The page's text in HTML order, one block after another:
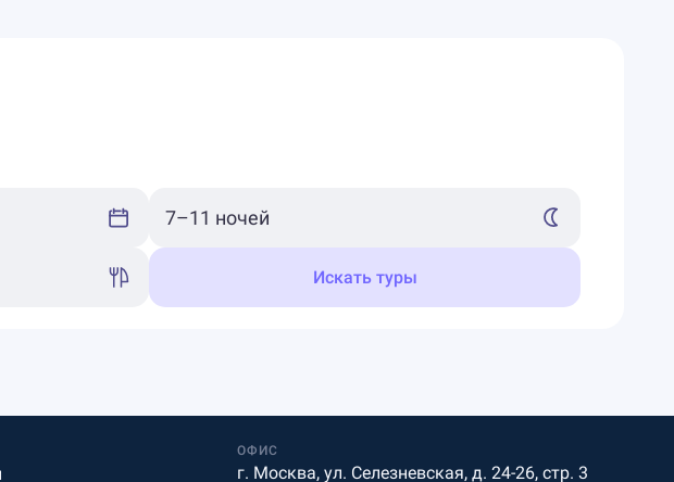
Искать туры
ОФИС
г. Москва, ул. Селезневская, д. 24-26, стр. 3